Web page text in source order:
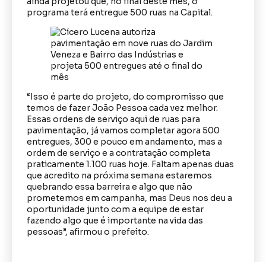
programa terá entregue 500 ruas na Capital.
“Isso é parte do projeto, do compromisso que
temos de fazer João Pessoa cada vez melhor.
Essas ordens de serviço aqui de ruas para
pavimentação, já vamos completar agora 500
entregues, 300 e pouco em andamento, mas a
ordem de serviço e a contratação completa
praticamente 1.100 ruas hoje. Faltam apenas duas
que acredito na próxima semana estaremos
quebrando essa barreira e algo que não
prometemos em campanha, mas Deus nos deu a
oportunidade junto com a equipe de estar
fazendo algo que é importante na vida das
pessoas”, afirmou o prefeito.